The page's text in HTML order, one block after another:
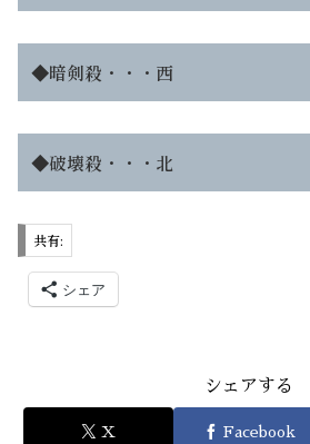
◆暗剣殺 ・・・西
◆破壊殺 ・・・北
共有:
シェア
シェアする
X Facebook